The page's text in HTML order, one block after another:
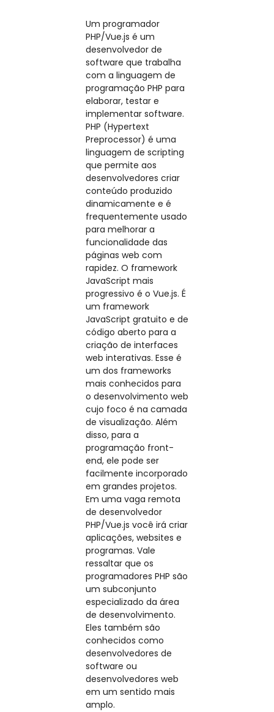
Um programador
PHP/Vue.js é um
desenvolvedor de
software que trabalha
com a linguagem de
programação PHP para
elaborar, testar e
implementar software.
PHP (Hypertext
Preprocessor) é uma
linguagem de scripting
que permite aos
desenvolvedores criar
conteúdo produzido
dinamicamente e é
frequentemente usado
para melhorar a
funcionalidade das
páginas web com
rapidez. O framework
JavaScript mais
progressivo é o Vue.js. É
um framework
JavaScript gratuito e de
código aberto para a
criação de interfaces
web interativas. Esse é
um dos frameworks
mais conhecidos para
o desenvolvimento web
cujo foco é na camada
de visualização. Além
disso, para a
programação front-
end, ele pode ser
facilmente incorporado
em grandes projetos.
Em uma vaga remota
de desenvolvedor
PHP/Vue.js você irá criar
aplicações, websites e
programas. Vale
ressaltar que os
programadores PHP são
um subconjunto
especializado da área
de desenvolvimento.
Eles também são
conhecidos como
desenvolvedores de
software ou
desenvolvedores web
em um sentido mais
amplo.